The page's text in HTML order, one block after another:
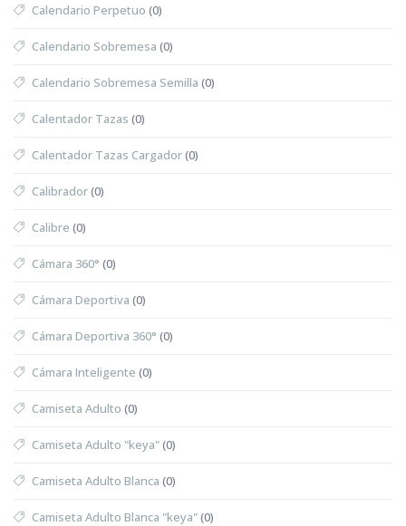
Calendario Perpetuo (0)
Calendario Sobremesa (0)
Calendario Sobremesa Semilla (0)
Calentador Tazas (0)
Calentador Tazas Cargador(0)
Calibrador(0)
Calibre (0)
Cámara 360° (0)
Cámara Deportiva (0)
Cámara Deportiva 360° (0)
Cámara Inteligente (0)
Camiseta Adulto (0)
Camiseta Adulto "keya"(0)
Camiseta Adulto Blanca (0)
Camiseta Adulto Blanca "keya"(0)